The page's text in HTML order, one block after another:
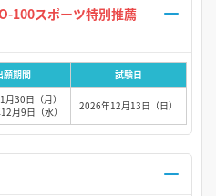
100スポーツ特別推薦
願期間
試験日
30日（月）
月9日（水）
2026年12月13日（日）